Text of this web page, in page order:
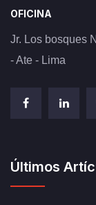
OFICINA
Jr. Los bosques
- Ate - Lima
Últimos